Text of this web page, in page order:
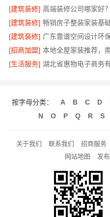
[建筑装修] 高端装修公司哪家好
[建筑装修]
[建筑装修]
[招商加盟] 本地全屋家装推荐，
[生活服务] 湖北省惠物电子商务
按字母分类： A B C D
N
O P Q R S
关于我们 联系我们 招商服务
网站地图
发